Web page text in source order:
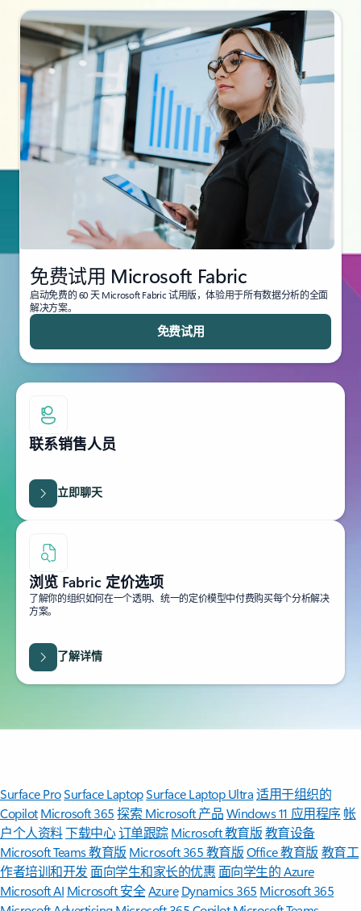
免费试用 Microsoft Fabric
启动免费的 60 天 Microsoft Fabric 试用版，体验用于所有数据分析的全面
解决方案。
免费试用
联系销售人员
立即聊天
浏览 Fabric 定价选项
了解你的组织如何在一个透明、统一的定价模型中付费购买每个分析解决
方案。
了解详情
Surface ProSurface LaptopSurface Laptop Ultra适用于组织的
Copilot Microsoft 365 探索 Microsoft 产品Windows 11 应用程序 帐
户个人资料下载中心订单跟踪Microsoft 教育版教育设备
Microsoft Teams 教育版 Microsoft 365 教育版Office 教育版 教育工
作者培训和开发 面向学生和家长的优惠 面向学生的 Azure
Microsoft AI Microsoft 安全Azure Dynamics 365 Microsoft 365